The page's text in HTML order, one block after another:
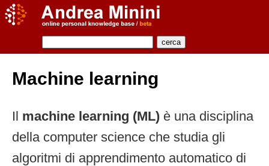
Machine learning
Il machine learning (ML) è una disciplina
della computer science che studia gli
algoritmi di apprendimento automatico di